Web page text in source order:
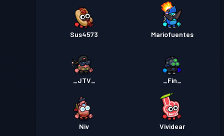
Sus4573 Mariofuentes
_JTV_ _Fin_
Niv Vividear